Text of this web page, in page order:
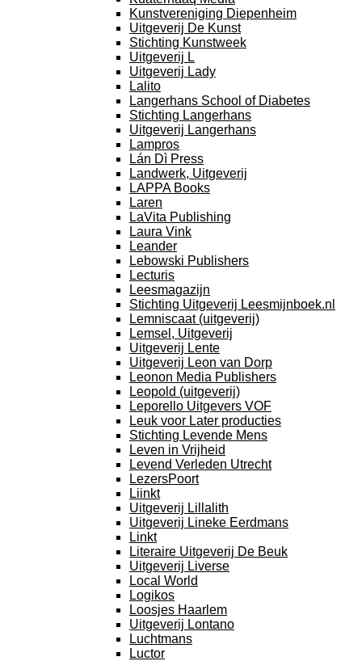
Kunstvereniging Diepenheim
Uitgeverij De Kunst
Stichting Kunstweek
Uitgeverij L
Uitgeverij Lady
Lalito
Langerhans School of Diabetes
Stichting Langerhans
Uitgeverij Langerhans
Lampros
Lán Dì Press
Landwerk, Uitgeverij
LAPPA Books
Laren
LaVita Publishing
Laura Vink
Leander
Lebowski Publishers
Lecturis
Leesmagazijn
Stichting Uitgeverij Leesmijnboek.nl
Lemniscaat (uitgeverij)
Lemsel, Uitgeverij
Uitgeverij Lente
Uitgeverij Leon van Dorp
Leonon Media Publishers
Leopold (uitgeverij)
Leporello Uitgevers VOF
Leuk voor Later producties
Stichting Levende Mens
Leven in Vrijheid
Levend Verleden Utrecht
LezersPoort
Liinkt
Uitgeverij Lillalith
Uitgeverij Lineke Eerdmans
Linkt
Literaire Uitgeverij De Beuk
Uitgeverij Liverse
Local World
Logikos
Loosjes Haarlem
Uitgeverij Lontano
Luchtmans
Luctor